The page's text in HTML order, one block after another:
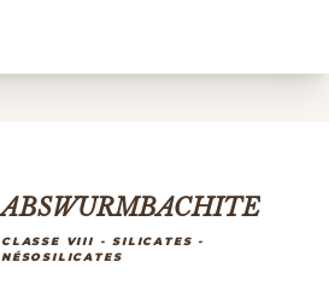
ABSWURMBACHITE
CLASSE VIII - SILICATES -
NÉSOSILICATES